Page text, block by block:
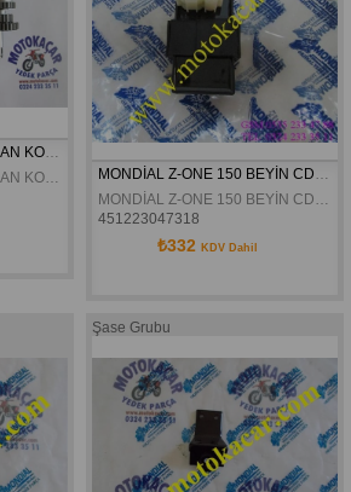
HONDA CBF 150 SANZIMAN KOMPLE
HONDA CBF 150 SANZIMAN KOMPLE
MONDİAL Z-ONE 150 BEYİN CDİ ORJİNAL
MONDİAL Z-ONE 150 BEYİN CDİ ORJİNAL
451223047318
₺332 KDV Dahil
Şase Grubu